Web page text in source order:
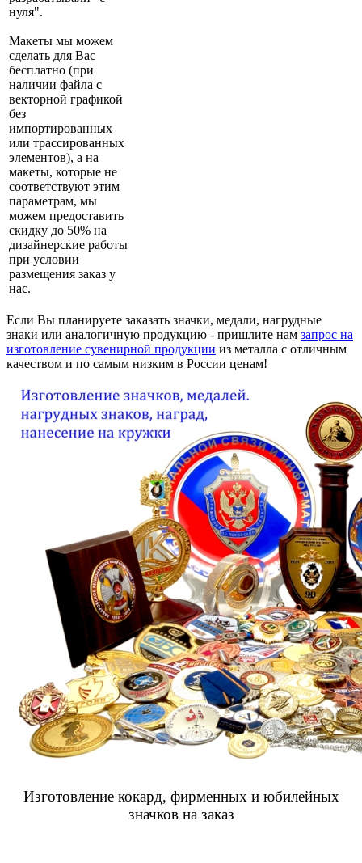
нуля".
Макеты мы можем
сделать для Вас
бесплатно (при
наличии файла с
векторной графикой
без
импортированных
или трассированных
элементов), а на
макеты, которые не
соответствуют этим
параметрам, мы
можем предоставить
скидку до 50% на
дизайнерские работы
при условии
размещения заказ у
нас.
Если Вы планируете заказать значки, медали, нагрудные
знаки или аналогичную продукцию - пришлите нам запрос на
изготовление сувенирной продукции из металла с отличным
качеством и по самым низким в России ценам!
Изготовление кокард, фирменных и юбилейных
значков на заказ